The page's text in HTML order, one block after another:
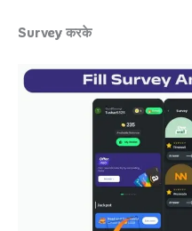
Survey करके